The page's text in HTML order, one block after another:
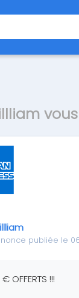
publiée le
OFFERTS !!!